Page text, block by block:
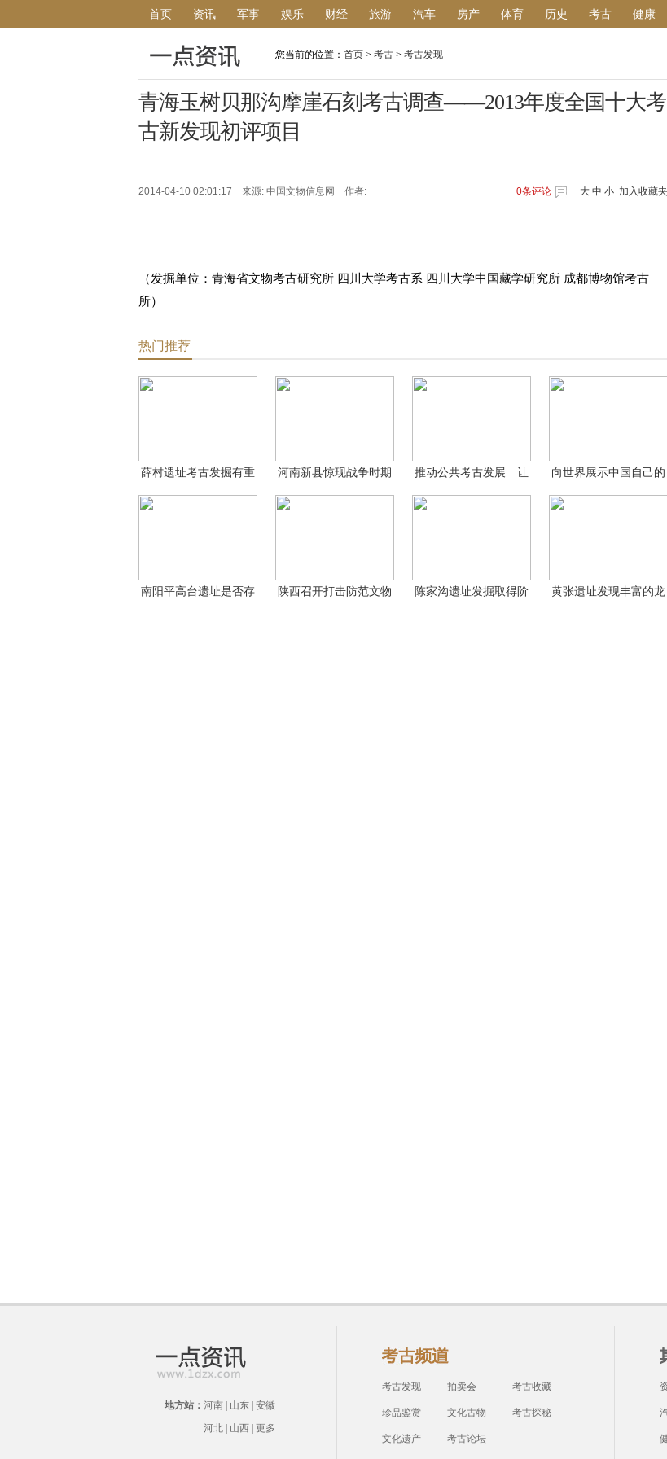
首页 资讯 军事 娱乐 财经 旅游 汽车 房产 体育 历史 考古 健康
您当前的位置： 首页 > 考古 > 考古发现
青海玉树贝那沟摩崖石刻考古调查——2013年度全国十大考
古新发现初评项目
2014-04-10 02:01:17 来源: 中国文物信息网 作者: 大 中 小 加入收藏夹
0条评论
（发掘单位：青海省文物考古研究所 四川大学考古系 四川大学中国藏学研究所 成都博物馆考古
所）
热门推荐
薛村遗址考古发掘有重
大
河南新县惊现战争时期
大
推动公共考古发展 让
考
向世界展示中国自己的
文
南阳平高台遗址是否存
陕西召开打击防范文物
陈家沟遗址发掘取得阶
黄张遗址发现丰富的龙
地方站： 河南 山东 安徽
河北
山西 更多
考古发现 拍卖会 考古收藏
珍品鉴赏 文化古物 考古探秘
文化遗产 考古论坛